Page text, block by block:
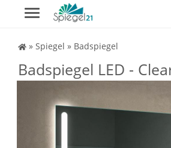
Spiegel Shop
» Spiegel » Badspiegel
Badspiegel LED -